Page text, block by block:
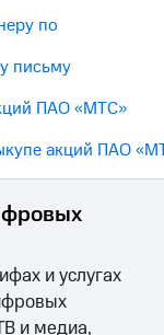
по
письму
ПАО «МТС»
акций ПАО
и услугах
и медиа,